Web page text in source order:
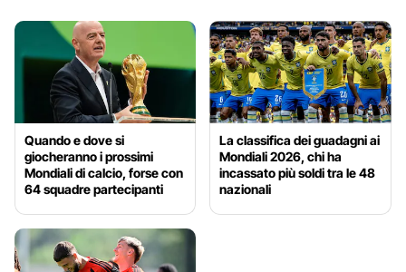
Quando e dove si
giocheranno i prossimi
Mondiali di calcio, forse con
64 squadre partecipanti
La classifica dei guadagni ai
Mondiali 2026, chi ha
incassato più soldi tra le 48
nazionali